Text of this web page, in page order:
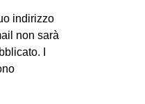
indirizzo
non sarà